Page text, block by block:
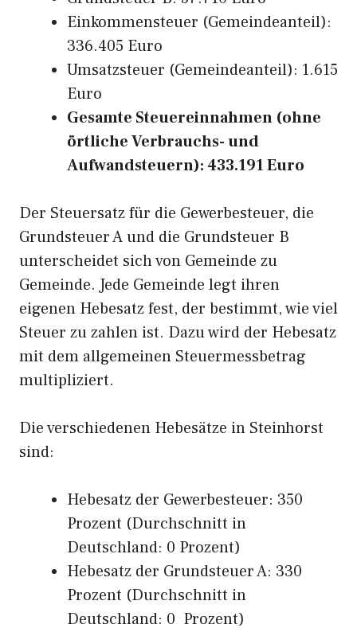
Einkommensteuer (Gemeindeanteil):
336.405 Euro
Umsatzsteuer (Gemeindeanteil): 1.615
Euro
Gesamte Steuereinnahmen (ohne
örtliche Verbrauchs- und
Aufwandsteuern): 433.191 Euro
Der Steuersatz für die Gewerbesteuer, die
Grundsteuer A und die Grundsteuer B
unterscheidet sich von Gemeinde zu
Gemeinde. Jede Gemeinde legt ihren
eigenen Hebesatz fest, der bestimmt, wie viel
Steuer zu zahlen ist. Dazu wird der Hebesatz
mit dem allgemeinen Steuermessbetrag
multipliziert.
Die verschiedenen Hebesätze in Steinhorst
sind:
Hebesatz der Gewerbesteuer: 350
Prozent (Durchschnitt in
Deutschland: 0 Prozent)
Hebesatz der Grundsteuer A: 330
Prozent (Durchschnitt in
Deutschland: 0 Prozent)